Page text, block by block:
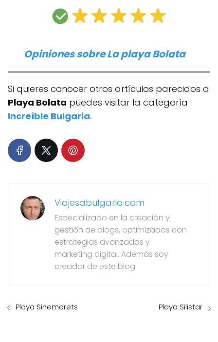
Opiniones sobreLa playa Bolata
Si quieres conocer otros artículos parecidos a
Playa Bolata puedes visitar la categoría
Increíble Bulgaria.
Viajesabulgaria.com
Especializado en la creación y
gestión de blogs, optimizados con
estrategias avanzadas y
marketing digital. Además soy
creador de este blog.
Playa Sinemorets Playa Silistar